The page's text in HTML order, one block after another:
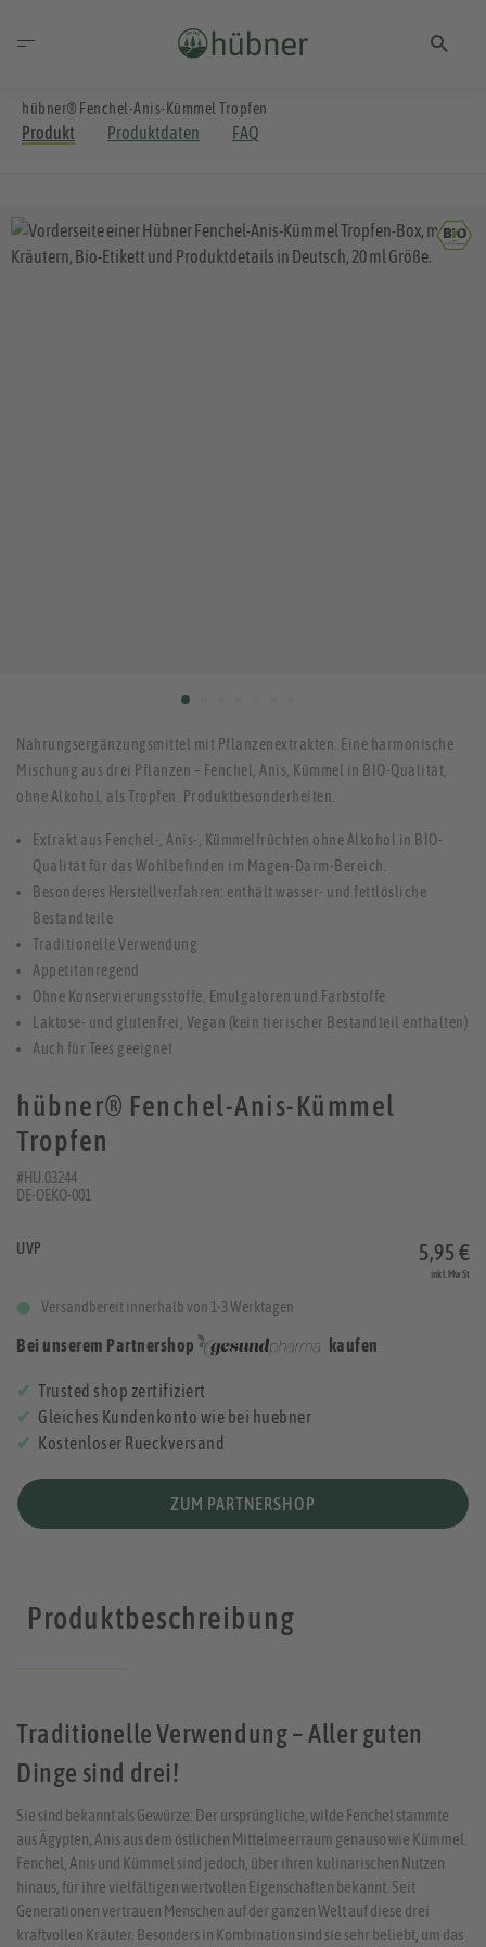
hübner® Fenchel-Anis-Kümmel Tropfen
Produkt Produktdaten FAQ
Nahrungsergänzungsmittel mit Pflanzenextrakten. Eine harmonische
Mischung aus drei Pflanzen – Fenchel, Anis, Kümmel in BIO-Qualität,
ohne Alkohol, als Tropfen. Produktbesonderheiten.
Extrakt aus Fenchel-, Anis-, Kümmelfrüchten ohne Alkohol in BIO-
Qualität für das Wohlbefinden im Magen-Darm-Bereich.
Besonderes Herstellverfahren: enthält wasser- und fettlösliche
Bestandteile
Traditionelle Verwendung
Appetitanregend
Ohne Konservierungsstoffe, Emulgatoren und Farbstoffe
Laktose- und glutenfrei, Vegan (kein tierischer Bestandteil enthalten)
Auch für Tees geeignet
hübner® Fenchel-Anis-Kümmel
Tropfen
#HU.03244
DE-OEKO-001
UVP 5,95 €
inkl. MwSt
Versandbereit innerhalb von 1-3 Werktagen
Bei unserem Partnershop kaufen
Trusted shop zertifiziert
Gleiches Kundenkonto wie bei huebner
Kostenloser Rueckversand
ZUM PARTNERSHOP
Produktbeschreibung
Traditionelle Verwendung – Aller guten
Dinge sind drei!
Sie sind bekannt als Gewürze: Der ursprüngliche, wilde Fenchel stammte
aus Ägypten, Anis aus dem östlichen Mittelmeerraum genauso wie Kümmel.
Fenchel, Anis und Kümmel sind jedoch, über ihren kulinarischen Nutzen
hinaus, für ihre vielfältigen wertvollen Eigenschaften bekannt. Seit
Generationen vertrauen Menschen auf der ganzen Welt auf diese drei
kraftvollen Kräuter. Besonders in Kombination sind sie sehr beliebt, um das